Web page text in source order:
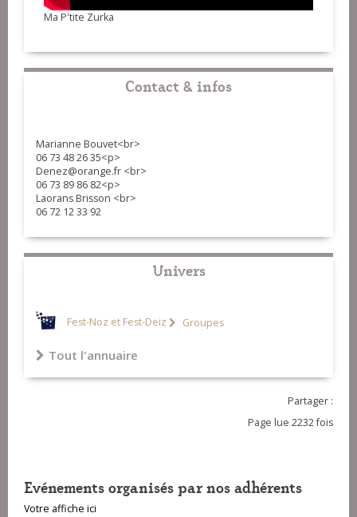
Ma P'tite Zurka
Contact & infos
Marianne Bouvet<br>
06 73 48 26 35<p>
Denez@orange.fr <br>
06 73 89 86 82<p>
Laorans Brisson <br>
06 72 12 33 92
Univers
Fest-Noz et Fest-Deiz Groupes
Tout l'annuaire
Partager :
Page lue 2232 fois
Evénements organisés par nos adhérents
Votre affiche ici